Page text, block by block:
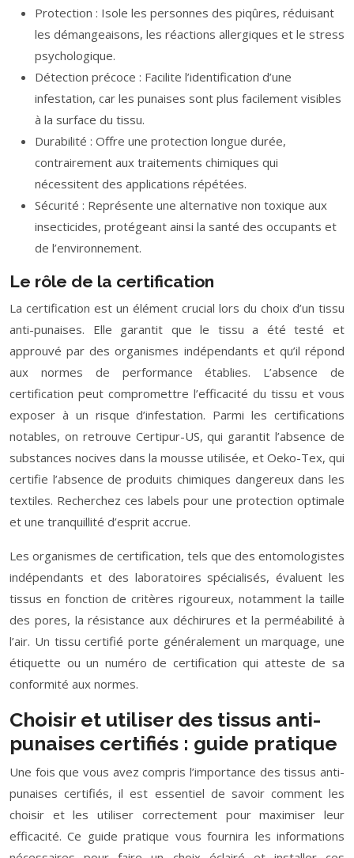
Protection : Isole les personnes des piqûres, réduisant
les démangeaisons, les réactions allergiques et le stress
psychologique.
Détection précoce : Facilite l’identification d’une
infestation, car les punaises sont plus facilement visibles
à la surface du tissu.
Durabilité : Offre une protection longue durée,
contrairement aux traitements chimiques qui
nécessitent des applications répétées.
Sécurité : Représente une alternative non toxique aux
insecticides, protégeant ainsi la santé des occupants et
de l’environnement.
Le rôle de la certification
La certification est un élément crucial lors du choix d’un tissu
anti-punaises. Elle garantit que le tissu a été testé et
approuvé par des organismes indépendants et qu’il répond
aux normes de performance établies. L’absence de
certification peut compromettre l’efficacité du tissu et vous
exposer à un risque d’infestation. Parmi les certifications
notables, on retrouve Certipur-US, qui garantit l’absence de
substances nocives dans la mousse utilisée, et Oeko-Tex, qui
certifie l’absence de produits chimiques dangereux dans les
textiles. Recherchez ces labels pour une protection optimale
et une tranquillité d’esprit accrue.
Les organismes de certification, tels que des entomologistes
indépendants et des laboratoires spécialisés, évaluent les
tissus en fonction de critères rigoureux, notamment la taille
des pores, la résistance aux déchirures et la perméabilité à
l’air. Un tissu certifié porte généralement un marquage, une
étiquette ou un numéro de certification qui atteste de sa
conformité aux normes.
Choisir et utiliser des tissus anti-
punaises certifiés : guide pratique
Une fois que vous avez compris l’importance des tissus anti-
punaises certifiés, il est essentiel de savoir comment les
choisir et les utiliser correctement pour maximiser leur
efficacité. Ce guide pratique vous fournira les informations